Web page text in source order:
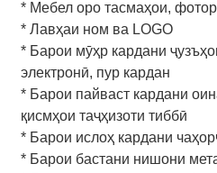
* Мебел оро тасмаҳои,
* Лавҳаи ном ва LOGO
* Барои мӯҳр кардани
электронӣ, пур кардан
* Барои пайваст кардани
қисмҳои таҷҳизоти тиббӣ
* Барои ислоҳ кардани
* Барои бастани нишони